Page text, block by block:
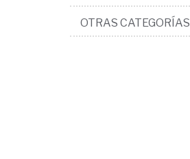
OTRAS CATEGORÍAS